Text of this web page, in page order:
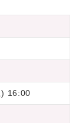
16:00